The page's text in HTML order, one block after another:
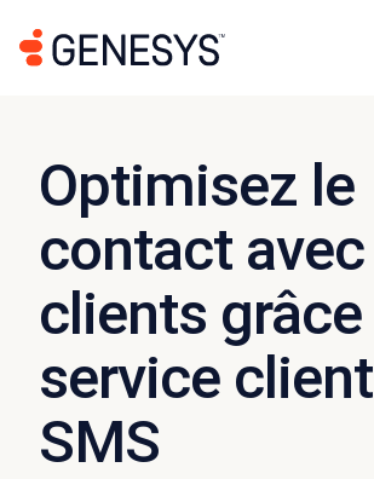
Optimisez le
contact
clients grâce
service
SMS